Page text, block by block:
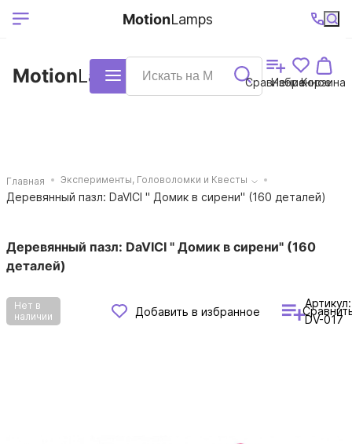
Ваш регион
Выберите ваш
+7 (495)740-
38-68
График
работы
MotionLamps Каталог Сравнение
Избранное
Корзина
MotionLamps
Главная Эксперименты, Головоломки и Квесты
Деревянный пазл: DaVICI " Домик в сирени" (160 деталей)
Деревянный пазл: DaVICI " Домик в сирени" (160
деталей)
Нет в
наличии
Добавить в избранное
Артикул:
DV-017